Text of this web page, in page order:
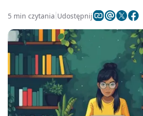
5 min czytania Udostępnij